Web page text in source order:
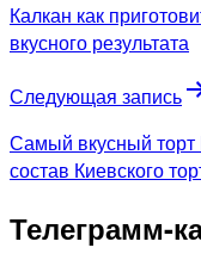
Калкан как
вкусного результата
Следующая запись
Самый вкусный торт
состав Киевского
Телеграмм-